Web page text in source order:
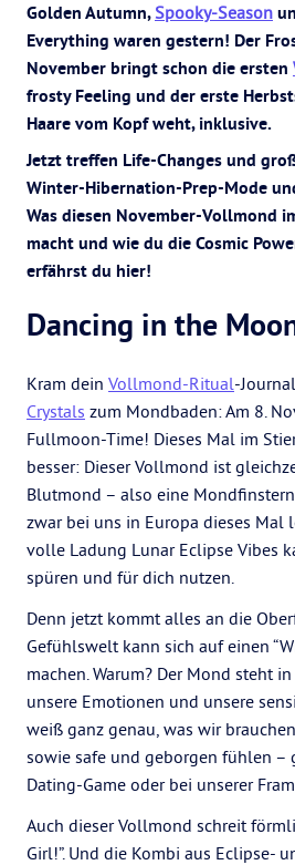
Golden Autumn, Spooky-Season
Everything waren gestern! Der
November bringt schon die ersten
frosty Feeling und der erste
Haare vom Kopf weht, inklusive.
Jetzt treffen Life-Changes und
Winter-Hibernation-Prep-Mode
Was diesen November-Vollmond
macht und wie du die Cosmic
erfährst du hier!
Dancing in the
Kram dein Vollmond-Ritual-
Crystals zum Mondbaden: Am 8.
Fullmoon-Time! Dieses Mal im
besser: Dieser Vollmond ist
Blutmond – also eine
zwar bei uns in Europa dieses Mal
volle Ladung Lunar Eclipse Vibes
spüren und für dich nutzen.
Denn jetzt kommt alles an die
Gefühlswelt kann sich auf einen
machen. Warum? Der Mond steht
unsere Emotionen und unsere
weiß ganz genau, was wir
sowie safe und geborgen fühlen –
Dating-Game oder bei unserer
Auch dieser Vollmond schreit
Girl!”. Und die Kombi aus Eclipse-